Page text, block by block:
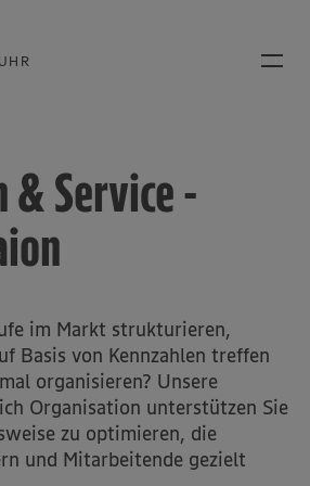
& Service -
im Markt strukturieren,
Basis von Kennzahlen treffen
organisieren? Unsere
Organisation unterstützen Sie
zu optimieren, die
und Mitarbeitende gezielt